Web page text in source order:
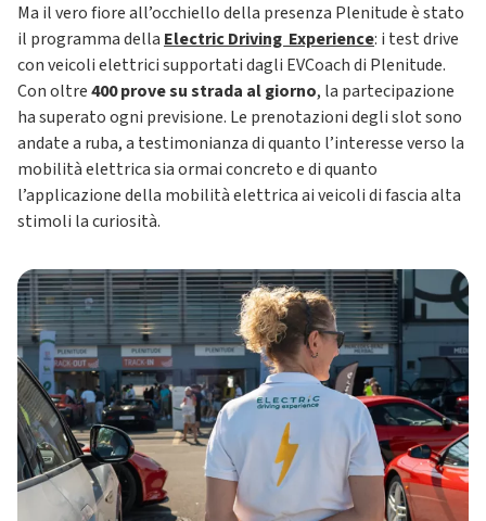
Ma il vero fiore all’occhiello della presenza Plenitude è stato
il programma della Electric Driving Experience: i test drive
con veicoli elettrici supportati dagli EVCoach di Plenitude.
Con oltre400 prove su strada al giorno, la partecipazione
ha superato ogni previsione. Le prenotazioni degli slot sono
andate a ruba, a testimonianza di quanto l’interesse verso la
mobilità elettrica sia ormai concreto e di quanto
l’applicazione della mobilità elettrica ai veicoli di fascia alta
stimoli la curiosità.